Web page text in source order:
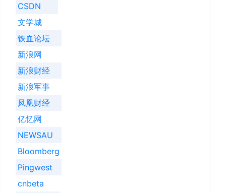
CSDN
文学城
铁血论坛
新浪网
新浪财经
新浪军事
凤凰财经
亿忆网
NEWSAU
Bloomberg
Pingwest
cnbeta